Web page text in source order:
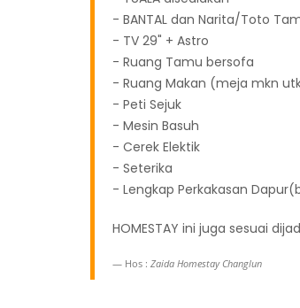
- BANTAL dan Narita/Toto
- TV 29" + Astro
- Ruang Tamu bersofa
- Ruang Makan (meja mkn
- Peti Sejuk
- Mesin Basuh
- Cerek Elektik
- Seterika
- Lengkap Perkakasan
HOMESTAY ini juga sesuai
Hos : Zaida Homestay Changlun